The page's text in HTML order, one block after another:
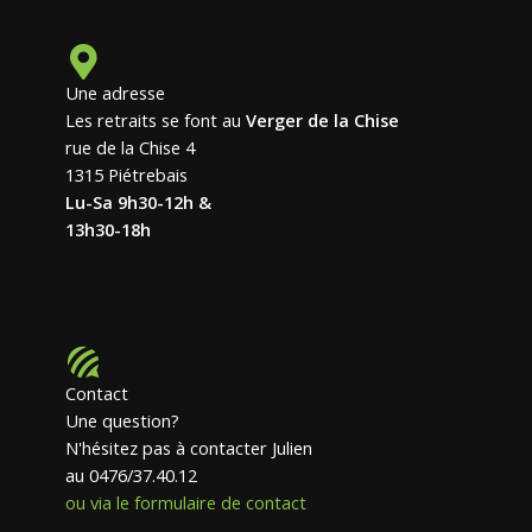
Une adresse
Les retraits se font au Verger de la Chise
rue de la Chise 4
1315 Piétrebais
Lu-Sa 9h30-12h &
13h30-18h
Contact
Une question?
N'hésitez pas à contacter Julien
au 0476/37.40.12
ou via le formulaire de contact